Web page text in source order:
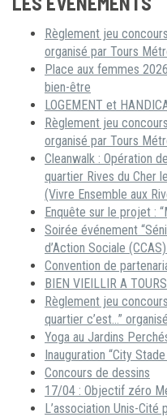
Règlement jeu
organisé par Tours
Place aux femmes
bien-être
LOGEMENT et
Règlement jeu
organisé par Tours
Cleanwalk : Opération
quartier Rives du Cher
(Vivre Ensemble aux
Enquête sur le projet :
Soirée événement
d’Action Sociale (CCAS)
Convention de
BIEN VIEILLIR A TOURS
Règlement jeu
quartier c’est…”
Yoga au Jardins
Inauguration “City
Concours de dessins
17/04 : Objectif zéro
L’association Unis-